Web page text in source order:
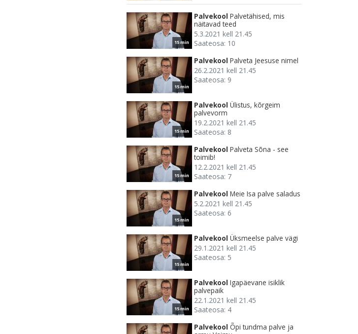
15 min
Palvekool Palvetähised, mis
näitavad teed
5.3.2021 kell 21.45
Saateosa: 10
15 min
Palvekool Palveta Jeesuse nimel
26.2.2021 kell 21.45
Saateosa: 9
15 min
Palvekool Ülistus, kõrgeim
palvevorm
19.2.2021 kell 21.45
Saateosa: 8
15 min
Palvekool Palveta Sõna - see
toimib!
12.2.2021 kell 21.45
Saateosa: 7
15 min
Palvekool Meie Isa palve saladus
5.2.2021 kell 21.45
Saateosa: 6
15 min
Palvekool Üksmeelse palve vägi
29.1.2021 kell 21.45
Saateosa: 5
15 min
Palvekool Igapäevane isiklik
palvepaik
22.1.2021 kell 21.45
Saateosa: 4
Palvekool Õpi tundma palve ja